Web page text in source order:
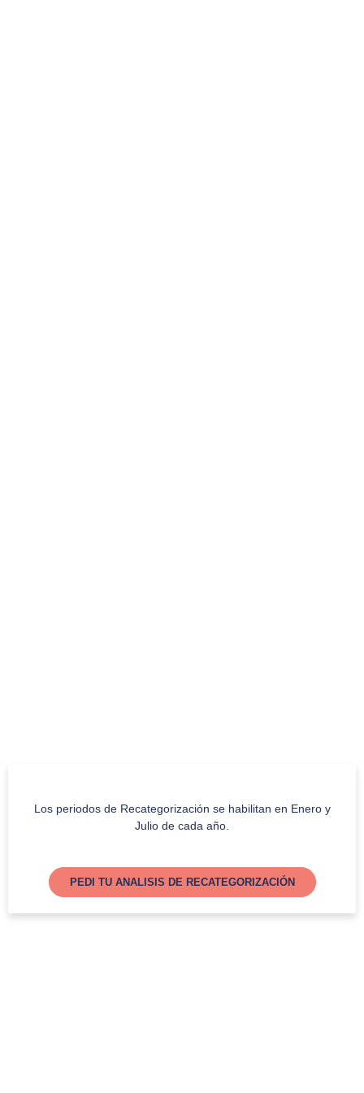
Los periodos de Recategorización se habilitan en Enero y
Julio de cada año.
PEDI TU ANALISIS DE RECATEGORIZACIÓN